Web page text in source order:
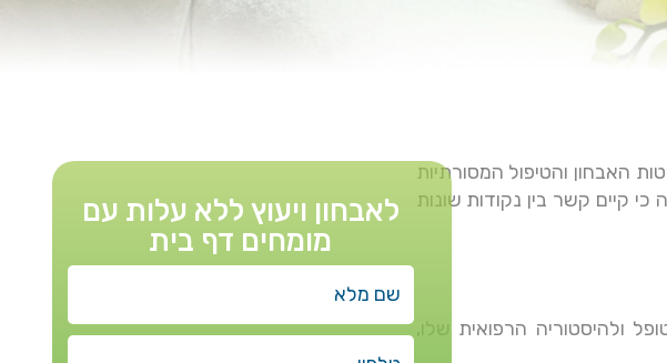
האבחון והטיפול המסורתיות
קיים קשר בין נקודות שונות
ולהיסטוריה הרפואית שלו,
לאבחון ויעוץ ללא עלות עם
מומחים דף בית